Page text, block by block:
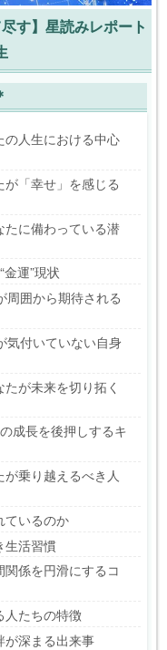
す】星読みレポート
の人生における中心
「幸せ」を感じる
に備わっている潜
運”現状
周囲から期待される
気付いていない自身
が未来を切り拓く
成長を後押しするキ
乗り越えるべき人
ているのか
生活習慣
関係を円滑にするコ
人たちの特徴
が深まる出来事